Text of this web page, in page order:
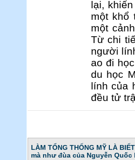
lại,
một khổ
một
Từ chi
người
ao đi
du học
lính của
đều tử
LÀM TỔNG THỐNG MỸ LÀ
mà như đùa của Nguyễn Quốc